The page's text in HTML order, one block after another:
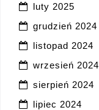
luty 2025
grudzień 2024
listopad 2024
wrzesień 2024
sierpień 2024
lipiec 2024